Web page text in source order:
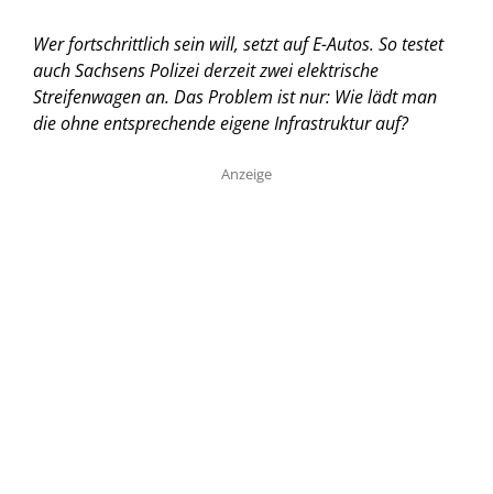
Wer fortschrittlich sein will, setzt auf E-Autos. So testet
auch Sachsens Polizei derzeit zwei elektrische
Streifenwagen an. Das Problem ist nur: Wie lädt man
die ohne entsprechende eigene Infrastruktur auf?
Anzeige